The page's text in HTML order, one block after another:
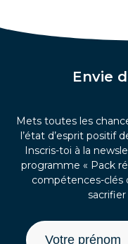
Envie
Mets toutes les
l’état d’esprit positif
Inscris-toi à la
programme « Pack
compétences-clés